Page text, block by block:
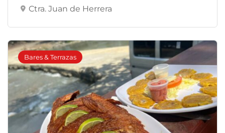
Ctra. Juan de Herrera
Bares & Terrazas